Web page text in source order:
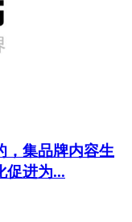
，集品牌内容生
促进为...